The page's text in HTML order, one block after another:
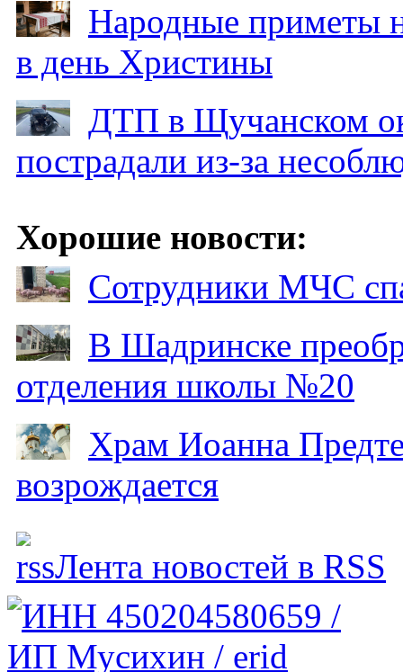
Народные приметы
в день Христины
ДТП в Щучанском
пострадали из-за
Хорошие новости:
Сотрудники МЧС
В Шадринске
отделения школы №20
Храм Иоанна
возрождается
Лента новостей в RSS